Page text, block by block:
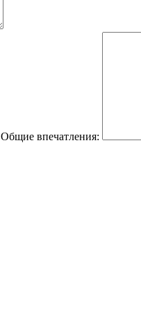
Общие впечатления: